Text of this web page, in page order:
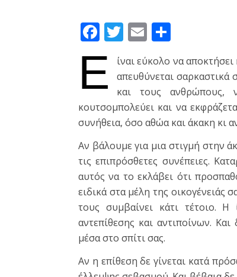
Facebook
Twitter
Email
Ε
ίναι εύκολο να
απευθύνεται σαρκαστικά
και τους ανθρώπους,
κουτσομπολεύει και να
συνήθεια, όσο αθώα και άκακη κι
Αν βάλουμε για μια στιγμή στην
τις επιπρόσθετες συνέπειες.
αυτός να το εκλάβει ότι
ειδικά στα μέλη της οικογένειάς
τους συμβαίνει κάτι τέτοιο. Η
αντεπίθεσης και αντιποίνων.
μέσα στο σπίτι σας.
Αν η επίθεση δε γίνεται κατά